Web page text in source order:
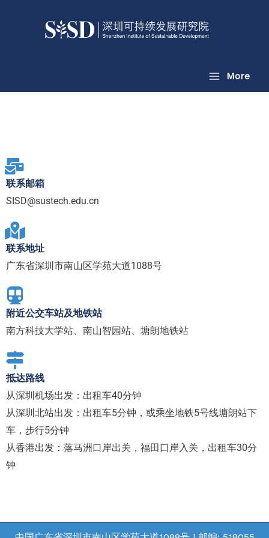
More
联系邮箱
SISD@sustech.edu.cn
联系地址
广东省深圳市南山区学苑大道1088号
附近公交车站及地铁站
南方科技大学站、南山智园站、塘朗地铁站
抵达路线
从深圳机场出发：出租车40分钟
从深圳北站出发：出租车5分钟，或乘坐地铁5号线塘朗站下
车，步行5分钟
从香港出发：落马洲口岸出关，福田口岸入关，出租车30分
钟